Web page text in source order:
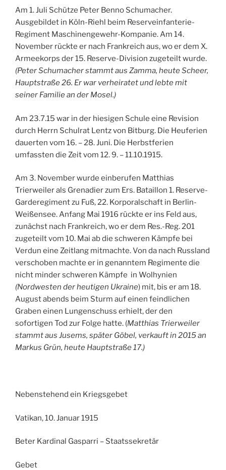
Am 1. Juli Schütze Peter Benno Schumacher.
Ausgebildet in Köln-Riehl beim Reserveinfanterie-
Regiment Maschinengewehr-Kompanie. Am 14.
November rückte er nach Frankreich aus, wo er dem X.
Armeekorps der 15. Reserve-Division zugeteilt wurde.
(Peter Schumacher stammt aus Zamma, heute Scheer,
Hauptstraße 26. Er war verheiratet und lebte mit
seiner Familie an der Mosel.)
Am 23.7.15 war in der hiesigen Schule eine Revision
durch Herrn Schulrat Lentz von Bitburg. Die Heuferien
dauerten vom 16. – 28. Juni. Die Herbstferien
umfassten die Zeit vom 12. 9. – 11.10.1915.
Am 3. November wurde einberufen Matthias
Trierweiler als Grenadier zum Ers. Bataillon 1. Reserve-
Garderegiment zu Fuß, 22. Korporalschaft in Berlin-
Weißensee. Anfang Mai 1916 rückte er ins Feld aus,
zunächst nach Frankreich, wo er dem Res.-Reg. 201
zugeteilt vom 10. Mai ab die schweren Kämpfe bei
Verdun eine Zeitlang mitmachte. Von da nach Russland
verschoben machte er in genanntem Regimente die
nicht minder schweren Kämpfe in Wolhynien
(Nordwesten der heutigen Ukraine) mit, bis er am 18.
August abends beim Sturm auf einen feindlichen
Graben einen Lungenschuss erhielt, der den
sofortigen Tod zur Folge hatte. (Matthias Trierweiler
stammt aus Jusems, später Göbel, verkauft in 2015 an
Markus Grün, heute Hauptstraße 17.)
Nebenstehend ein Kriegsgebet
Vatikan, 10. Januar 1915
Beter Kardinal Gasparri – Staatssekretär
Gebet